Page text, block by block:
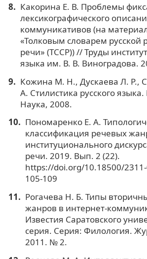
Какорина Е. В. Проблемы
лексикографического
коммуникативов (на
«Толковым словарем русской
речи» (ТССР)) // Труды
языка им. В. В. Виноградова.
Кожина М. Н., Дускаева Л. Р.,
А. Стилистика русского
Наука, 2008.
Пономаренко Е. А.
классификация речевых
институционального
речи. 2019. Вып. 2 (22).
https://doi.org/10.18500/
105-109
Рогачева Н. Б. Типы
жанров в интернет-
Известия Саратовского
серия. Серия: Филология.
2011. № 2.